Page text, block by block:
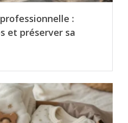
:
et préserver sa